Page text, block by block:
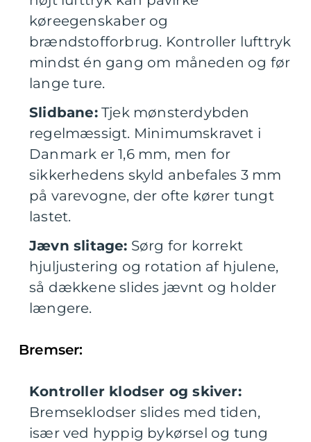
køreegenskaber og
brændstofforbrug. Kontroller lufttryk
mindst én gang om måneden og før
lange ture.
Slidbane:Tjek mønsterdybden
regelmæssigt. Minimumskravet i
Danmark er 1,6 mm, men for
sikkerhedens skyld anbefales 3 mm
på varevogne, der ofte kører tungt
lastet.
Jævn slitage: Sørg for korrekt
hjuljustering og rotation af hjulene,
så dækkene slides jævnt og holder
længere.
Bremser:
Kontroller klodser og skiver:
Bremseklodser slides med tiden,
især ved hyppig bykørsel og tung